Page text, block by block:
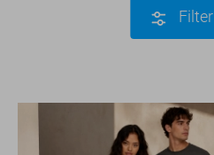
Filter